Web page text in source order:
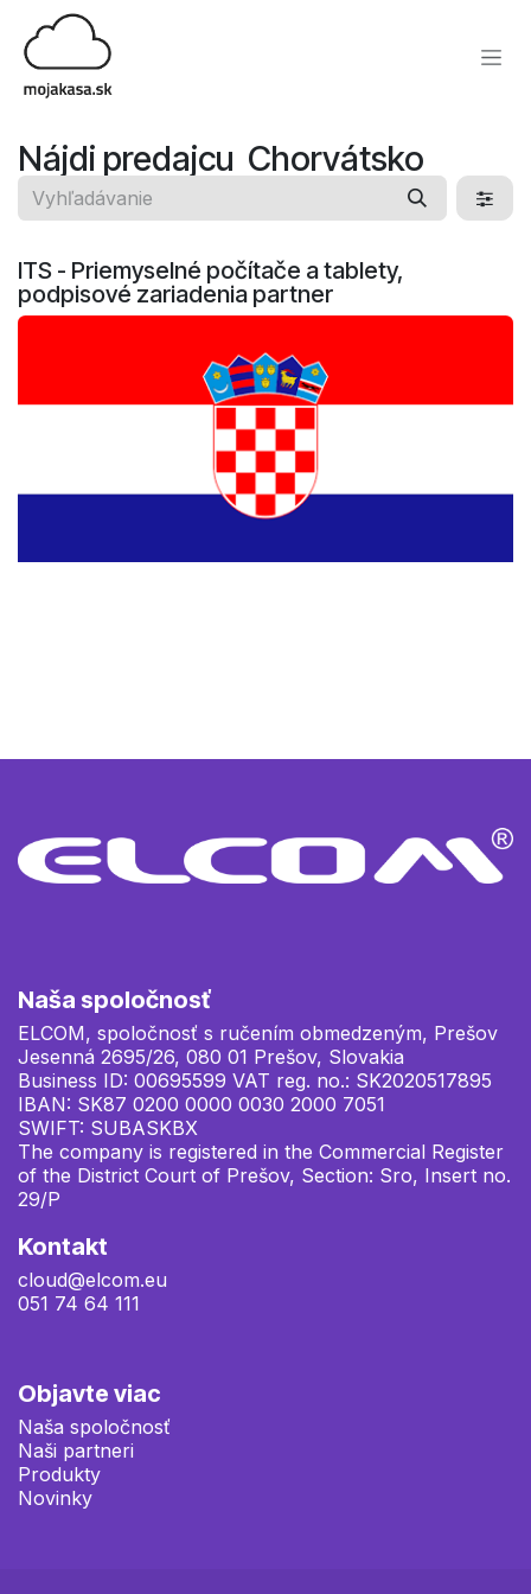
Skip to Content
Nájdi predajcu ​ Chorvátsko
ITS - Priemyselné počítače a tablety,
podpisové zariadenia partner​
Naša spoločnosť
ELCOM, spoločnosť s ručením obmedzeným, Prešov
Jesenná 2695/26, 080 01 Prešov, Slovakia
Business ID: 00695599 VAT reg. no.: SK2020517895
IBAN: SK87 0200 0000 0030 2000 7051
SWIFT: SUBASKBX
The company is registered in the Commercial Register
of the District Court of Prešov, Section: Sro, Insert no.
29/P
Kontakt
cloud@elcom.eu
051 74 64 111
Objavte viac
Naša spoločnosť
Naši partneri
Produkty
Novinky